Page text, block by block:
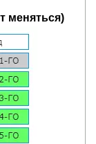
меняться)